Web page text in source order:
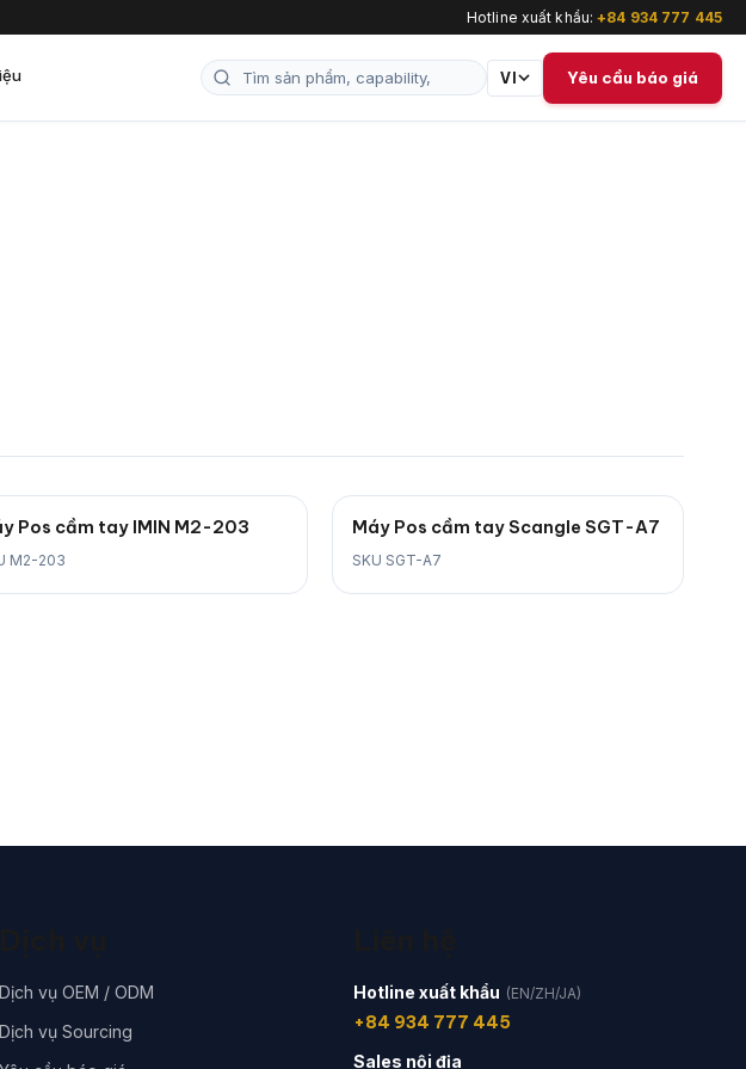
Hotline xuất khẩu:+84 934 777 445
VI Yêu cầu báo giá
Pos cầm tay IMIN M2-203
M2-203
Máy Pos cầm tay Scangle SGT-A7
SKU SGT-A7
Dịch vụ OEM / ODM
Dịch vụ Sourcing
Hotline xuất khẩu (EN/ZH/JA)
+84 934 777 445
Sales nội địa